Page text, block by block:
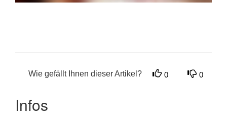
Wie gefällt Ihnen dieser Artikel? 0 0
Infos